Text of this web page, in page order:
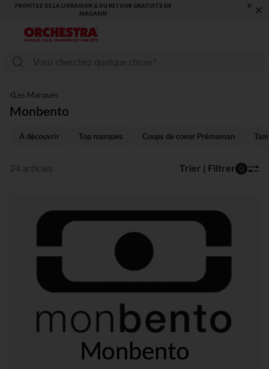
VOUS ALLEZ ADORER LA RENTRÉE ! DÉCOUVREZ LA NOUVELLE
×
Les Marques
Monbento
A découvrir Top marques Coups de coeur Prémaman
24 articles Trier | Filtrer 0
Monbento